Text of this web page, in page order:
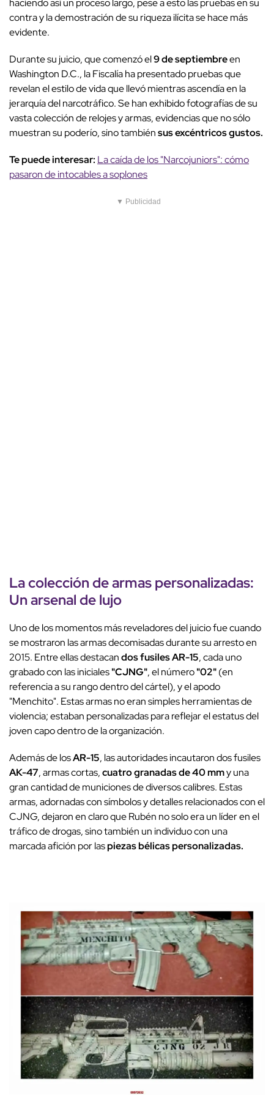
haciendo así un proceso largo, pese a esto las pruebas en su
contra y la demostración de su riqueza ilícita se hace más
evidente.
Durante su juicio, que comenzó el9 de septiembreen
Washington D.C., la Fiscalía ha presentado pruebas que
revelan el estilo de vida que llevó mientras ascendía en la
jerarquía del narcotráfico. Se han exhibido fotografías de su
vasta colección de relojes y armas, evidencias que no sólo
muestran su poderío, sino tambiénsus excéntricos gustos.
Te puede interesar: La caída de los "Narcojuniors": cómo
pasaron de intocables a soplones
▼ Publicidad
La colección de armas personalizadas:
Un arsenal de lujo
Uno de los momentos más reveladores del juicio fue cuando
se mostraron las armas decomisadas durante su arresto en
2015. Entre ellas destacandos fusiles AR-15, cada uno
grabado con las iniciales"CJNG", el número"02"(en
referencia a su rango dentro del cártel), y el apodo
"Menchito". Estas armas no eran simples herramientas de
violencia; estaban personalizadas para reflejar el estatus del
joven capo dentro de la organización.
Además de losAR-15, las autoridades incautaron dos fusiles
AK-47, armas cortas,cuatro granadas de 40 mmy una
gran cantidad de municiones de diversos calibres. Estas
armas, adornadas con símbolos y detalles relacionados con el
CJNG, dejaron en claro que Rubén no solo era un líder en el
tráfico de drogas, sino también un individuo con una
marcada afición por laspiezas bélicas personalizadas.